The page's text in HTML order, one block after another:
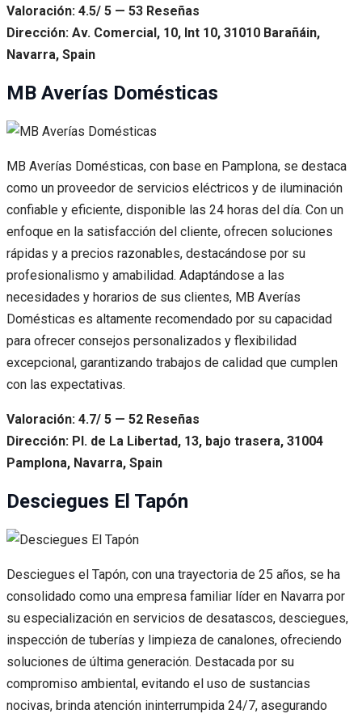
Valoración: 4.5/ 5 — 53 Reseñas
Dirección: Av. Comercial, 10, Int 10, 31010 Barañáin,
Navarra, Spain
MB Averías Domésticas
MB Averías Domésticas, con base en Pamplona, se destaca
como un proveedor de servicios eléctricos y de iluminación
confiable y eficiente, disponible las 24 horas del día. Con un
enfoque en la satisfacción del cliente, ofrecen soluciones
rápidas y a precios razonables, destacándose por su
profesionalismo y amabilidad. Adaptándose a las
necesidades y horarios de sus clientes, MB Averías
Domésticas es altamente recomendado por su capacidad
para ofrecer consejos personalizados y flexibilidad
excepcional, garantizando trabajos de calidad que cumplen
con las expectativas.
Valoración: 4.7/ 5 — 52 Reseñas
Dirección: Pl. de La Libertad, 13, bajo trasera, 31004
Pamplona, Navarra, Spain
Desciegues El Tapón
Desciegues el Tapón, con una trayectoria de 25 años, se ha
consolidado como una empresa familiar líder en Navarra por
su especialización en servicios de desatascos, desciegues,
inspección de tuberías y limpieza de canalones, ofreciendo
soluciones de última generación. Destacada por su
compromiso ambiental, evitando el uso de sustancias
nocivas, brinda atención ininterrumpida 24/7, asegurando